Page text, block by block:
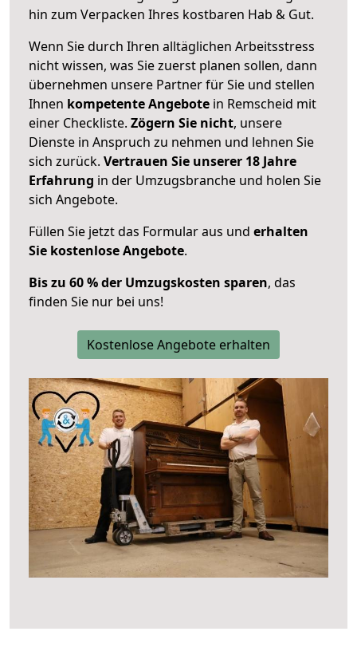
hin zum Verpacken Ihres kostbaren Hab & Gut.
Wenn Sie durch Ihren alltäglichen Arbeitsstress
nicht wissen, was Sie zuerst planen sollen, dann
übernehmen unsere Partner für Sie und stellen
Ihnen kompetente Angebote in Remscheid mit
einer Checkliste. Zögern Sie nicht, unsere
Dienste in Anspruch zu nehmen und lehnen Sie
sich zurück. Vertrauen Sie unserer 18 Jahre
Erfahrung in der Umzugsbranche und holen Sie
sich Angebote.
Füllen Sie jetzt das Formular aus und erhalten
Sie kostenlose Angebote.
Bis zu 60 % der Umzugskosten sparen, das
finden Sie nur bei uns!
Kostenlose Angebote erhalten